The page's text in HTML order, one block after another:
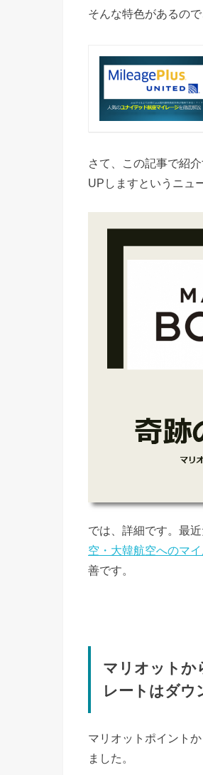
そんな特色があるの
さて、この記事で紹
UPしますというニュ
では、詳細です。最近
空・大韓航空へのマ
善です。
マリオットか
レートはダウ
マリオットポイント
ました。